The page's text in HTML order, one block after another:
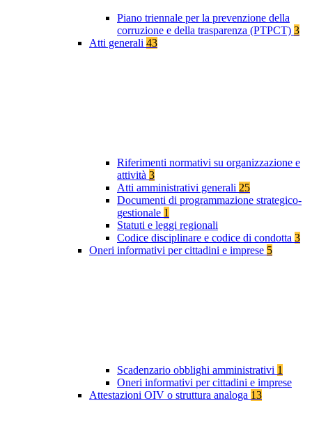
Piano triennale per la prevenzione della
corruzione e della trasparenza (PTPCT) 3
Atti generali 43
Riferimenti normativi su organizzazione e
attività 3
Atti amministrativi generali 25
Documenti di programmazione strategico-
gestionale 1
Statuti e leggi regionali
Codice disciplinare e codice di condotta 3
Oneri informativi per cittadini e imprese 5
Scadenzario obblighi amministrativi 1
Oneri informativi per cittadini e imprese
Attestazioni OIV o struttura analoga 13